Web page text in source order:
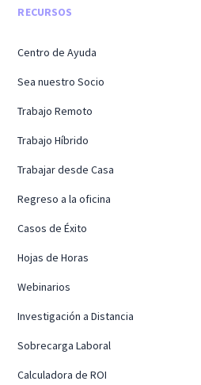
RECURSOS
Centro de Ayuda
Sea nuestro Socio
Trabajo Remoto
Trabajo Híbrido
Trabajar desde Casa
Regreso a la oficina
Casos de Éxito
Hojas de Horas
Webinarios
Investigación a Distancia
Sobrecarga Laboral
Calculadora de ROI